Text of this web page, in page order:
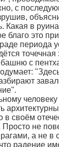
с
Какая в
благо это
периода
с
человеку
в своём
не
а не в
радение